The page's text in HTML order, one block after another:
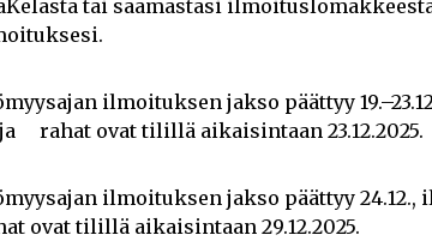
tai saa­mas­ta­si
il­moi­tuk­sen jak­so päät­tyy
ja ra­hat ovat ti­lil­lä ai­kai­sin­taan 23.12.2025.
il­moi­tuk­sen jak­so päät­tyy
ovat ti­lil­lä ai­kai­sin­taan 29.12.2025.